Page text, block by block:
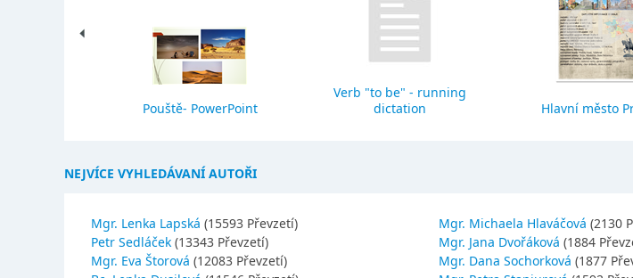
Pouště- PowerPoint
Verb "to be" - running
dictation
Hlavní město
NEJVÍCE VYHLEDÁVANÍ AUTOŘI
Mgr. Lenka Lapská (15593 Převzetí)
Petr Sedláček (13343 Převzetí)
Mgr. Eva Štorová (12083 Převzetí)
Mgr. Michaela Hlaváčová (2130
Mgr. Jana Dvořáková (1884
Mgr. Dana Sochorková (1877